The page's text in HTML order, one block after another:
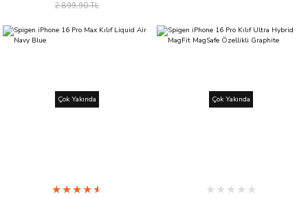
2.899,90 TL
Çok Yakında Çok Yakında